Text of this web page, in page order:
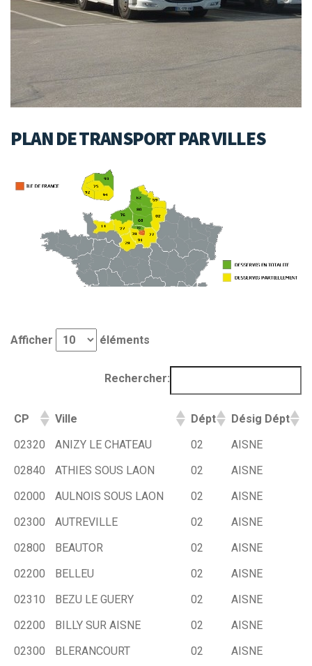
PLAN DE TRANSPORT PAR VILLES
Afficher éléments
Rechercher:
CP Ville Dépt
Désig Dépt
02320
ANIZY LE CHATEAU 02
AISNE
02840
ATHIES SOUS LAON 02
AISNE
02000
AULNOIS SOUS LAON 02
AISNE
02300
AUTREVILLE 02
AISNE
02800
BEAUTOR 02
AISNE
02200
BELLEU 02
AISNE
02310
BEZU LE GUERY 02
AISNE
02200
BILLY SUR AISNE 02
AISNE
02300
BLERANCOURT 02
AISNE